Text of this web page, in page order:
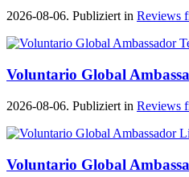
2026-08-06. Publiziert in Reviews
Voluntario Global
2026-08-06. Publiziert in Reviews
Voluntario Global